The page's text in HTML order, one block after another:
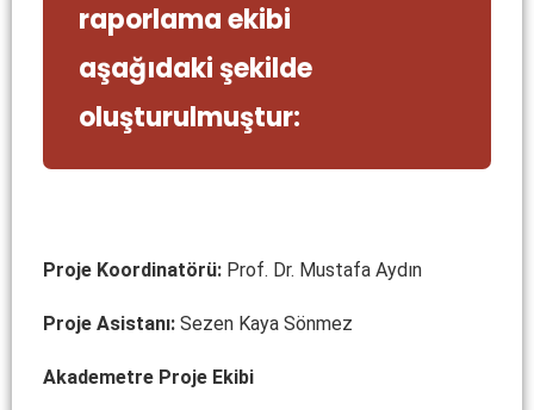
raporlama ekibi
aşağıdaki şekilde
oluşturulmuştur:
Proje Koordinatörü: Prof. Dr. Mustafa Aydın
Proje Asistanı: Sezen Kaya Sönmez
Akademetre Proje Ekibi